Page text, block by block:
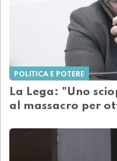
POLITICA E POTERE
La Lega: "Uno
al massacro per